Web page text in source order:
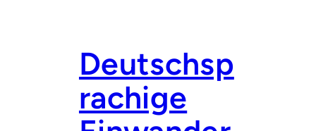
N
D
V
O
Deutschsp
rachige